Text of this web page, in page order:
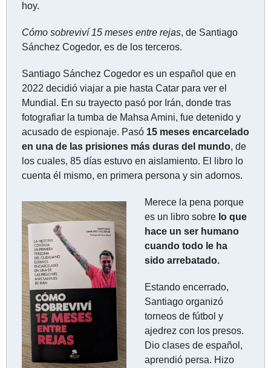
hoy.
Cómo sobreviví 15 meses entre rejas, de Santiago
Sánchez Cogedor, es de los terceros.
Santiago Sánchez Cogedor es un español que en
2022 decidió viajar a pie hasta Catar para ver el
Mundial. En su trayecto pasó por Irán, donde tras
fotografiar la tumba de Mahsa Amini, fue detenido y
acusado de espionaje. Pasó 15 meses encarcelado
en una de las prisiones más duras del mundo, de
los cuales, 85 días estuvo en aislamiento. El libro lo
cuenta él mismo, en primera persona y sin adornos.
Merece la pena porque
es un libro sobre lo que
hace un ser humano
cuando todo le ha
sido arrebatado.
Estando encerrado,
Santiago organizó
torneos de fútbol y
ajedrez con los presos.
Dio clases de español,
aprendió persa. Hizo